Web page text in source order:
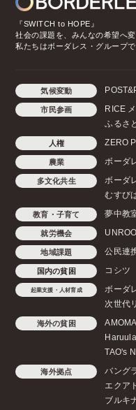
『SWITCH to HOPE』
社会の課題を、みんなの希望へ変
私たちはボーダレス・グループ
気候変動
市民参画 RICE
ふるさ
人権 ZERO
農業 ボーダ
多文化共生 ボーダ
むすび
教育・子育て 夢中教
就労機会
地域課題 公民連
国内の貧困 コシツ
起業支援・人材育成
ボーダ
次世代
海外の貧困 AMOMA
TAO's
海外拠点 バング
エクア
ブルキ